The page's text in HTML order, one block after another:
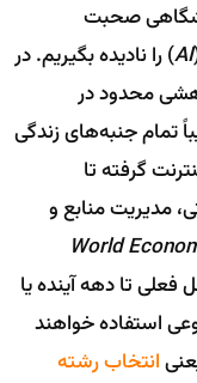
صحبت
AI) را نادیده بگیریم. در
محدود در
تمام جنبه‌های زندگی
گرفته تا
مدیریت منابع و
World
بیش از ۶۰٪ مشاغل فعلی تا دهه آینده یا
استفاده خواهند
انتخاب رشته